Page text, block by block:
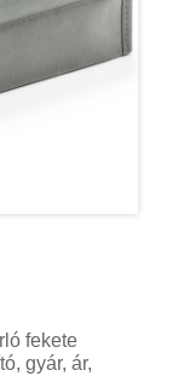
fekete
gyár, ár,